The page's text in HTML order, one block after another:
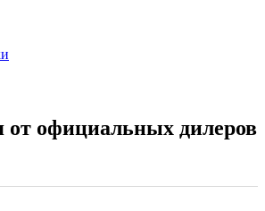
от официальных дилеров